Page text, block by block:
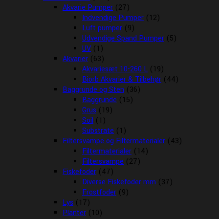
Akvarie Pumper (27)
Indvendige Pumper (12)
Luft pumper (9)
Udvendige Spand Pumper (5)
UV (1)
Akvarier (63)
Akvariesæt 10-260 L (19)
Biorb Akvarier & Tilbehør (44)
Baggrunde og Sten (36)
Baggrunde (15)
Grus (19)
Soil (1)
Substrate (1)
Filtersvampe og Filtermaterialer (43)
Filtermaterialer (14)
Filtersvampe (27)
Fiskefoder (47)
Diverse Fiskefoder mm (37)
Frostfoder (9)
Lys (17)
Planter (10)